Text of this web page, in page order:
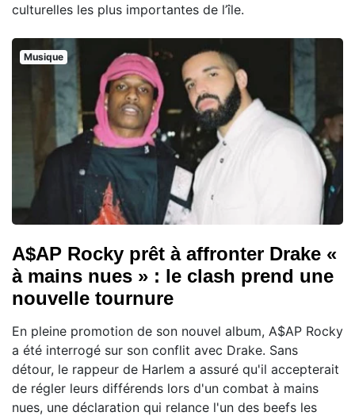
culturelles les plus importantes de l’île.
Musique
A$AP Rocky prêt à affronter Drake «
à mains nues » : le clash prend une
nouvelle tournure
En pleine promotion de son nouvel album, A$AP Rocky
a été interrogé sur son conflit avec Drake. Sans
détour, le rappeur de Harlem a assuré qu'il accepterait
de régler leurs différends lors d'un combat à mains
nues, une déclaration qui relance l'un des beefs les